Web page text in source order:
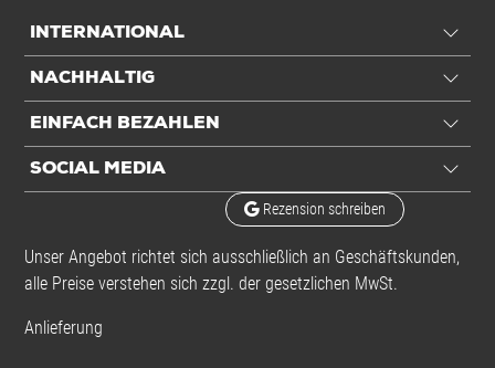
INTERNATIONAL
NACHHALTIG
EINFACH BEZAHLEN
SOCIAL MEDIA
Rezension schreiben
Unser Angebot richtet sich ausschließlich an Geschäftskunden,
alle Preise verstehen sich zzgl. der gesetzlichen MwSt.
Anlieferung